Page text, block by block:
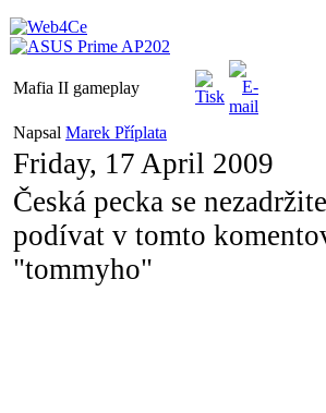
Mafia II gameplay
Napsal Marek Příplata
Friday, 17 April 2009
Česká pecka se
podívat v tomto
"tommyho"